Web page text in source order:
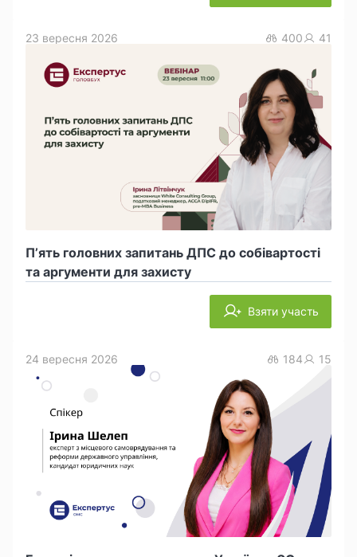
П’ять головних запитань ДПС до собівартості
та аргументи для захисту
23 вересня 2026 400 41
Взяти участь
24 вересня 2026 184 15